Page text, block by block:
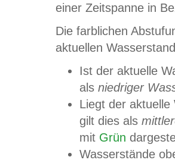
einer Zeitspanne in
Die farblichen
aktuellen
Ist der aktuelle
als niedriger
Liegt der
gilt dies als
mit Grün
Wasserstände